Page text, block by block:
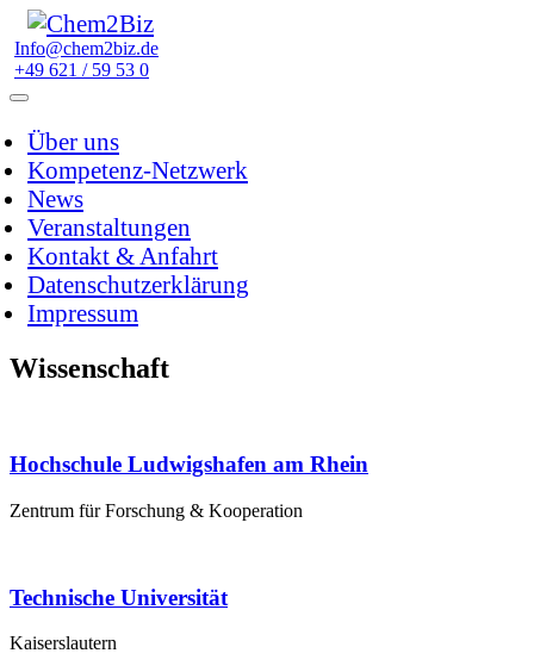
Info@chem2biz.de
+49 621 / 59 53 0
Über uns
Kompetenz-Netzwerk
News
Veranstaltungen
Kontakt & Anfahrt
Datenschutzerklärung
Impressum
Wissenschaft
Hochschule Ludwigshafen am Rhein
Zentrum für Forschung & Kooperation
Technische Universität
Kaiserslautern